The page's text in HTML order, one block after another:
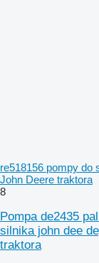
re518156 pompy do
John Deere traktora
8
Pompa de2435
silnika john dee
traktora